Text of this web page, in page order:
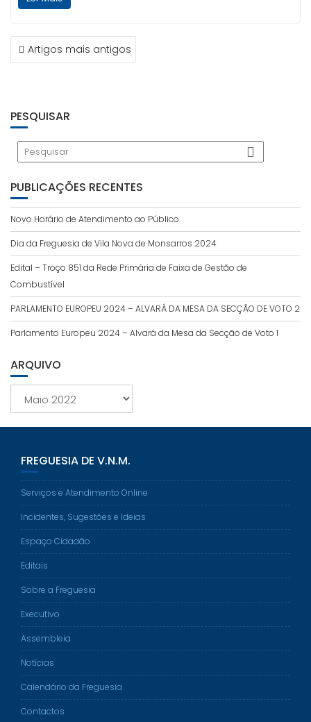
NAVEGAÇÃO
DEArtigos mais antigos
PESQUISAR
PUBLICAÇÕES RECENTES
Novo Horário de Atendimento ao Público
Dia da Freguesia de Vila Nova de Monsarros 2024
Edital – Troço 851 da Rede Primária de Faixa de Gestão de
Combustível
PARLAMENTO EUROPEU 2024 – ALVARÁ DA MESA DA SECÇÃO DE VOTO 2
Parlamento Europeu 2024 – Alvará da Mesa da Secção de Voto 1
ARQUIVO
FREGUESIA DE V.N.M.
Serviços e Atendimento Online
Incidentes, Sugestões e Ideias
Espaço Cidadão
Editais
Sobre a Freguesia
Executivo
Assembleia
Notícias
Calendário da Freguesia
Contactos